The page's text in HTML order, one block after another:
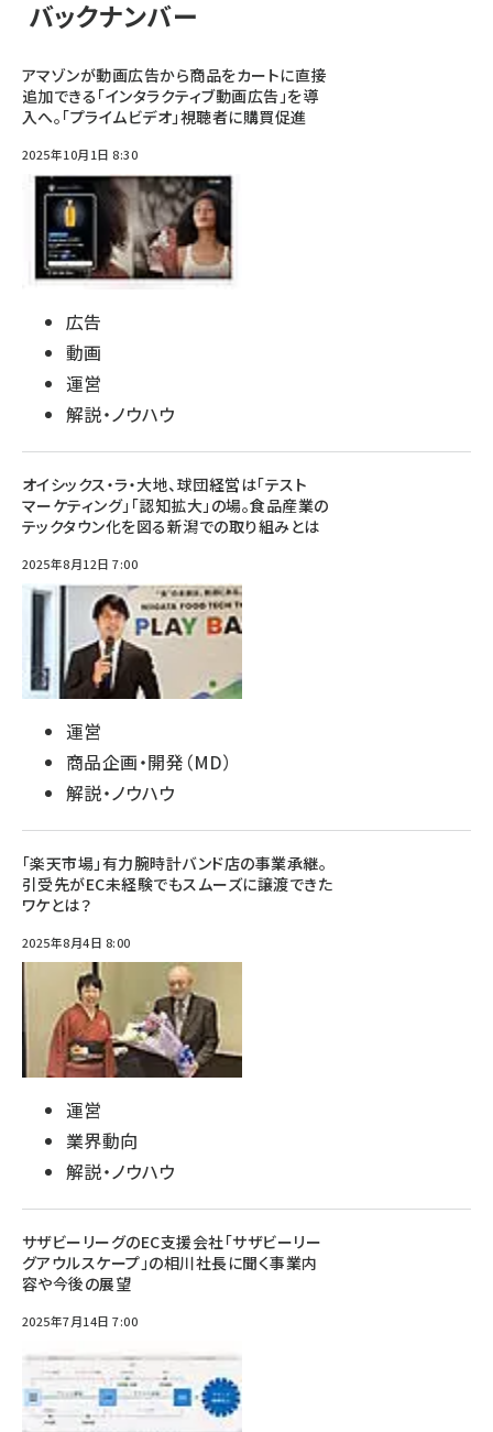
バックナンバー
アマゾンが動画広告から商品をカートに直接
追加できる「インタラクティブ動画広告」を導
入へ。「プライムビデオ」視聴者に購買促進
2025年10月1日 8:30
広告
動画
運営
解説・ノウハウ
オイシックス・ラ・大地、球団経営は「テスト
マーケティング」「認知拡大」の場。食品産業の
テックタウン化を図る新潟での取り組みとは
2025年8月12日 7:00
運営
商品企画・開発（MD）
解説・ノウハウ
「楽天市場」有力腕時計バンド店の事業承継。
引受先がEC未経験でもスムーズに譲渡できた
ワケとは？
2025年8月4日 8:00
運営
業界動向
解説・ノウハウ
サザビーリーグのEC支援会社「サザビーリー
グアウルスケープ」の相川社長に聞く事業内
容や今後の展望
2025年7月14日 7:00